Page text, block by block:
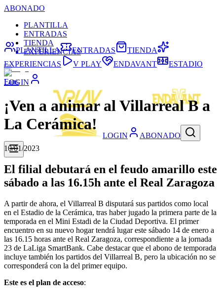
ABONADO
PLANTILLA
ENTRADAS
TIENDA
EXPERIENCIAS
LOGIN
LOGIN ABONADO
PLANTILLA ENTRADAS
TIENDA
EXPERIENCIAS
V PLAY ENDAVANT ESTADIO
Fans
¡Ven a animar al Villarreal B a
La Cerámica!
10/01/2023
El filial debutará en el feudo amarillo este
sábado a las 16.15h ante el Real Zaragoza
A partir de ahora, el Villarreal B disputará sus partidos como local
en el Estadio de la Cerámica, tras haber jugado la primera parte de la
temporada en el Mini Estadi de la Ciudad Deportiva. El primer
encuentro en su nuevo hogar tendrá lugar este sábado 14 de enero a
las 16.15 horas ante el Real Zaragoza, correspondiente a la jornada
23 de LaLiga SmartBank. Cabe destacar que el abono de temporada
incluye también los partidos del Villarreal B, pero la ubicación no se
corresponderá con la del primer equipo.
Este es el plan de acceso: